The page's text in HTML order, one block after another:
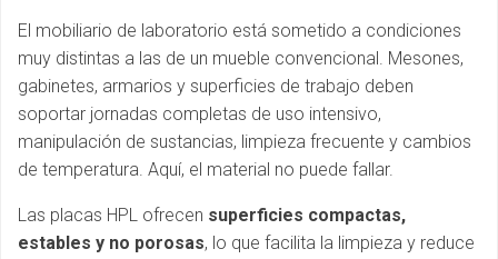
El mobiliario de laboratorio está sometido a condiciones
muy distintas a las de un mueble convencional. Mesones,
gabinetes, armarios y superficies de trabajo deben
soportar jornadas completas de uso intensivo,
manipulación de sustancias, limpieza frecuente y cambios
de temperatura. Aquí, el material no puede fallar.
Las placas HPL ofrecen superficies compactas,
estables y no porosas, lo que facilita la limpieza y reduce